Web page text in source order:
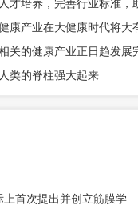
才培养，完善行业标准，
康产业在大健康时代将大
关的健康产业正日趋发展
类的脊柱强大起来
首次提出并创立筋膜学